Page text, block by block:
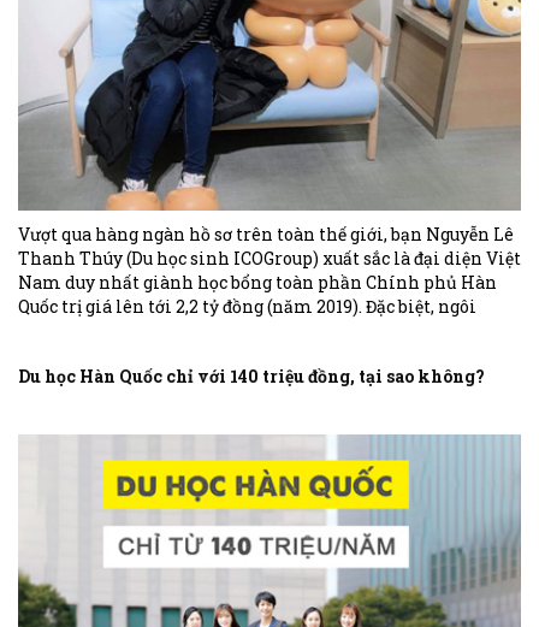
Vượt qua hàng ngàn hồ sơ trên toàn thế giới, bạn Nguyễn Lê
Thanh Thúy (Du học sinh ICOGroup) xuất sắc là đại diện Việt
Nam duy nhất giành học bổng toàn phần Chính phủ Hàn
Quốc trị giá lên tới 2,2 tỷ đồng (năm 2019). Đặc biệt, ngôi
Du học Hàn Quốc chỉ với 140 triệu đồng, tại sao không?